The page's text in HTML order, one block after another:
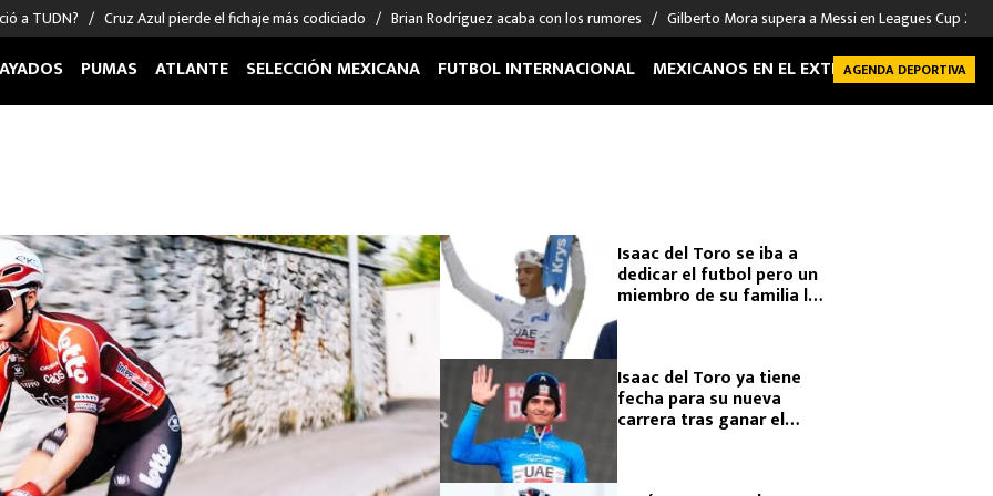
a TUDN? Cruz Azul pierde el fichaje más codiciado Brian Rodríguez acaba con los rumores Gilberto Mora supera a Messi en Leagues Cup
Giménez
Sergio Ramos
Giorgos Giakoumakis
André Jardine
Boxeo
Béisbol
NFL
NBA
Más deportes
PUMAS ATLANTE SELECCIÓN MEXICANA FUTBOL INTERNACIONAL MEXICANOS EN EL EXTRANJERO FUTBOL
AGENDA DEPORTIVA
Isaac del Toro se iba a
dedicar el futbol pero un
miembro de su familia lo
Isaac del Toro ya tiene
fecha para su nueva
carrera tras ganar el